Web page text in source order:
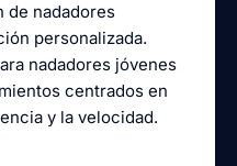
de nadadores
personalizada.
nadadores jóvenes
centrados en
y la velocidad.